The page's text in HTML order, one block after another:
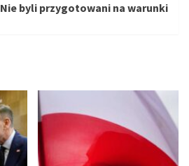
Nie byli przygotowani na warunki